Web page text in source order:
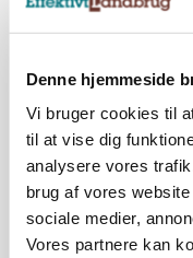
Denne hjemmeside
Vi bruger cookies til
til at vise dig
analysere vores
brug af vores
sociale medier,
Vores partnere kan
PLANTER
Før såmaskinen
skadedyrsrisici